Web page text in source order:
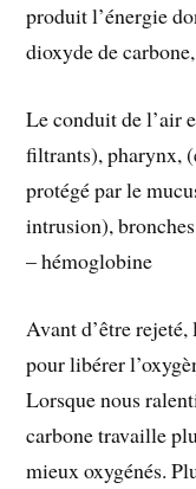
produit l’énergie
dioxyde de
Le conduit de l’air
filtrants), pharynx,
protégé par le
intrusion),
– hémoglobine
Avant d’être
pour libérer
Lorsque nous
carbone travaille
mieux oxygénés.